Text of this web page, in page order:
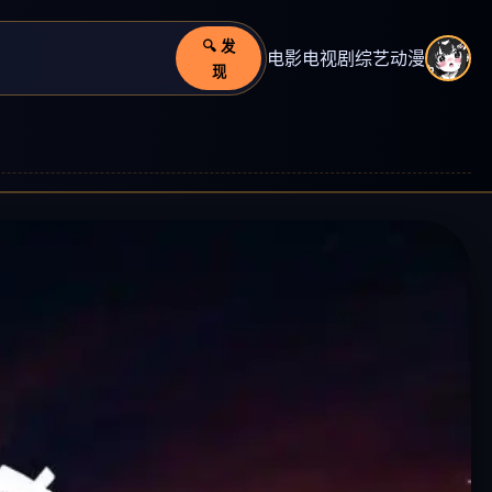
🔍 发
现
电影电视剧 综艺动漫